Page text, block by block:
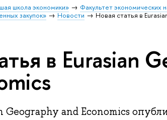
школа экономики» Факультет экономических
закупок» Новости Новая статья в
в Eurasian
Geography and Economics